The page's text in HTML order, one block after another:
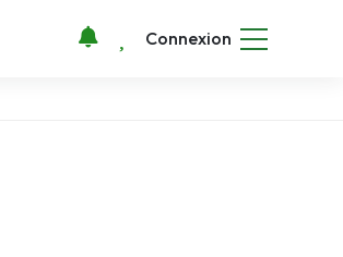
Connexion